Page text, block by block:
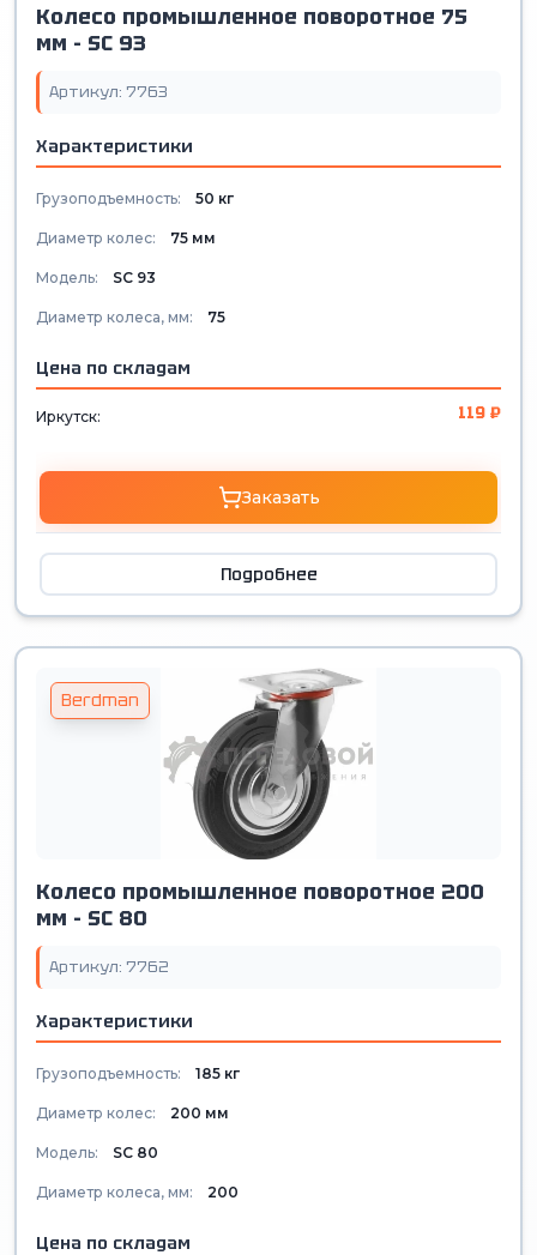
Колесо промышленное поворотное 75
мм - SС 93
Артикул: 7763
Характеристики
Грузоподъемность: 50 кг
Диаметр колес: 75 мм
Модель: SС 93
Диаметр колеса, мм: 75
Цена по складам
Иркутск: 119 ₽
Заказать
Подробнее
Berdman
Колесо промышленное поворотное 200
мм - SС 80
Артикул: 7762
Характеристики
Грузоподъемность: 185 кг
Диаметр колес: 200 мм
Модель: SС 80
Диаметр колеса, мм: 200
Цена по складам